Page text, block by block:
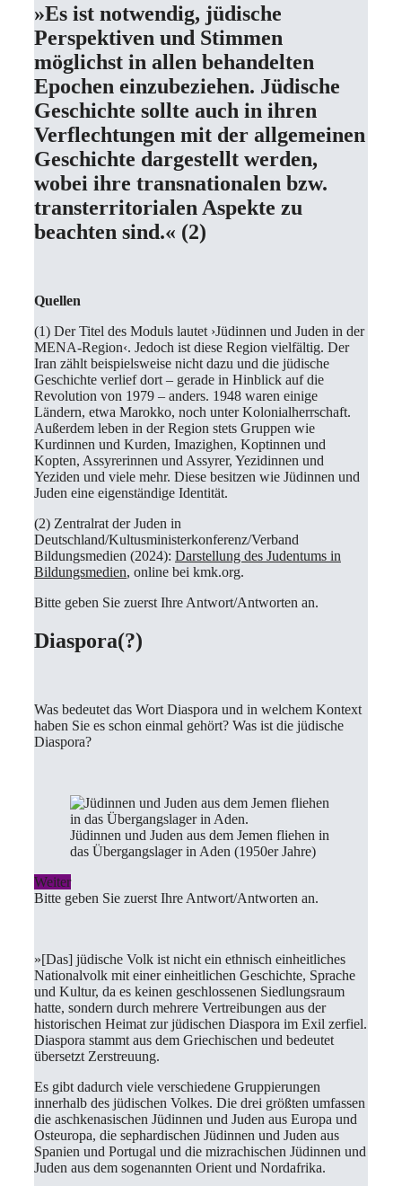
»Es ist notwendig, jüdische
Perspektiven und Stimmen
möglichst in allen behandelten
Epochen einzubeziehen. Jüdische
Geschichte sollte auch in ihren
Verflechtungen mit der allgemeinen
Geschichte dargestellt werden,
wobei ihre transnationalen bzw.
transterritorialen Aspekte zu
beachten sind.« (2)
Quellen
(1) Der Titel des Moduls lautet ›Jüdinnen und Juden in der
MENA-Region‹. Jedoch ist diese Region vielfältig. Der
Iran zählt beispielsweise nicht dazu und die jüdische
Geschichte verlief dort – gerade in Hinblick auf die
Revolution von 1979 – anders. 1948 waren einige
Ländern, etwa Marokko, noch unter Kolonialherrschaft.
Außerdem leben in der Region stets Gruppen wie
Kurdinnen und Kurden, Imazighen, Koptinnen und
Kopten, Assyrerinnen und Assyrer, Yezidinnen und
Yeziden und viele mehr. Diese besitzen wie Jüdinnen und
Juden eine eigenständige Identität.
(2) Zentralrat der Juden in
Deutschland/Kultusministerkonferenz/Verband
Bildungsmedien (2024): Darstellung des Judentums in
Bildungsmedien, online bei kmk.org.
Bitte geben Sie zuerst Ihre Antwort/Antworten an.
Diaspora(?)
Was bedeutet das Wort Diaspora und in welchem Kontext
haben Sie es schon einmal gehört? Was ist die jüdische
Diaspora?
Jüdinnen und Juden aus dem Jemen fliehen in
das Übergangslager in Aden (1950er Jahre)
Weiter
Bitte geben Sie zuerst Ihre Antwort/Antworten an.
»[Das] jüdische Volk ist nicht ein ethnisch einheitliches
Nationalvolk mit einer einheitlichen Geschichte, Sprache
und Kultur, da es keinen geschlossenen Siedlungsraum
hatte, sondern durch mehrere Vertreibungen aus der
historischen Heimat zur jüdischen Diaspora im Exil zerfiel.
Diaspora stammt aus dem Griechischen und bedeutet
übersetzt Zerstreuung.
Es gibt dadurch viele verschiedene Gruppierungen
innerhalb des jüdischen Volkes. Die drei größten umfassen
die aschkenasischen Jüdinnen und Juden aus Europa und
Osteuropa, die sephardischen Jüdinnen und Juden aus
Spanien und Portugal und die mizrachischen Jüdinnen und
Juden aus dem sogenannten Orient und Nordafrika.